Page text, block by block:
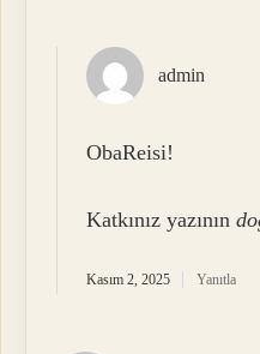
admin
ObaReisi!
Katkınız yazının
Kasım 2, 2025 Yanıtla